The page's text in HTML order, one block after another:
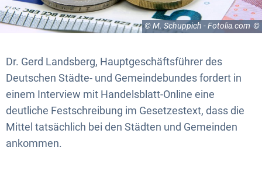
© M. Schuppich - Fotolia.com
Dr. Gerd Landsberg, Hauptgeschäftsführer des
Deutschen Städte- und Gemeindebundes fordert in
einem Interview mit Handelsblatt-Online eine
deutliche Festschreibung im Gesetzestext, dass die
Mittel tatsächlich bei den Städten und Gemeinden
ankommen.